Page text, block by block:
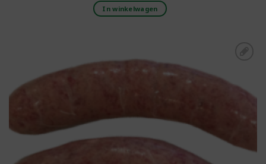
In winkelwagen
boodschappenlijst